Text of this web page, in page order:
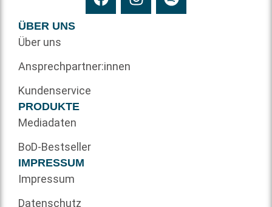
ÜBER UNS
Über uns
Ansprechpartner:innen
Kundenservice
PRODUKTE
Mediadaten
BoD-Bestseller
IMPRESSUM
Impressum
Datenschutz